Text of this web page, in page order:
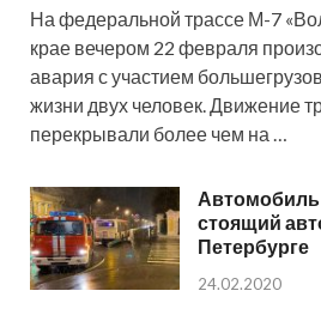
На федеральной трассе М-7
крае вечером 22 февраля
авария с участием
жизни двух человек. Движение
перекрывали более чем на …
Автомобиль
стоящий
Петербурге
24.02.2020